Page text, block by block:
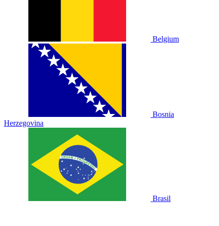
Belgium
Bosnia
Herzegovina
Brasil